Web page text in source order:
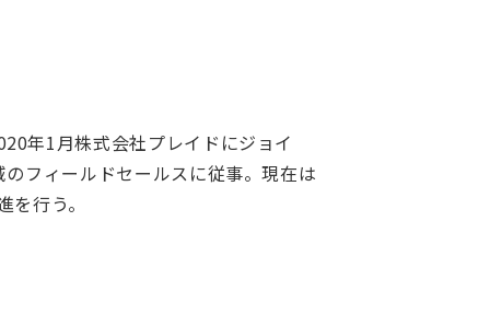
年1月株式会社プレイドにジョイ
フィールドセールスに従事。現在は
行う。